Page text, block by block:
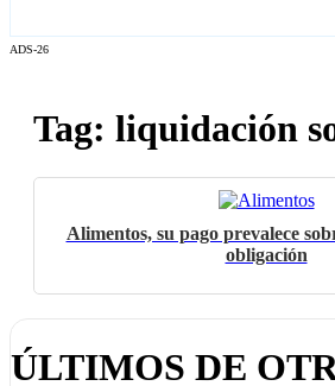
ADS-26
Tag: liquidación
Alimentos, su pago prevalece
obligación
ÚLTIMOS DE